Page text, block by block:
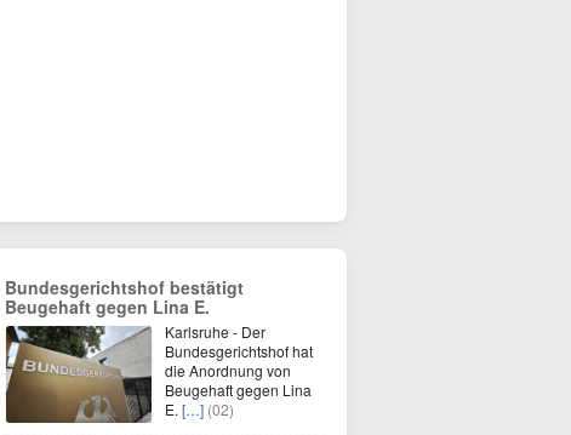
Bundesgerichtshof bestätigt
Beugehaft gegen Lina E.
Karlsruhe - Der
Bundesgerichtshof hat
die Anordnung von
Beugehaft gegen Lina
E. […] (02)